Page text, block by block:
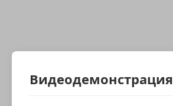
Видеодемонстрация